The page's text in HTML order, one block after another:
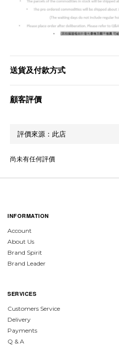
送貨及付款方式
顧客評價
尚未有任何評價
INFORMATION
Account
About Us
Brand Spirit
Brand Leader
SERVICES
Customers Service
Delivery
Payments
Q & A